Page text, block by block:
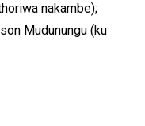
nakambe);
Mudunungu (ku